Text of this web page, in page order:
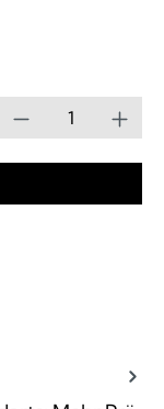
Produkt